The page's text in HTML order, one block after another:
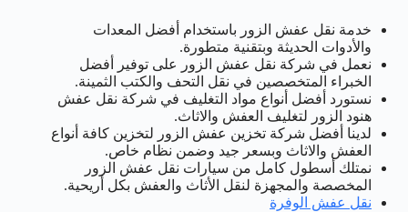
خدمة نقل عفش الزور باستخدام أفضل المعدات
والأدوات الحديثة وبتقنية متطورة.
نعمل في شركة نقل عفش الزور على توفير أفضل
الخبراء المتخصصين في نقل التحف والكتب الثمينة.
نستورد أفضل أنواع مواد التغليف في شركة نقل عفش
هنود الزور لتغليف العفش والاثاث.
لدينا أفضل شركة تخزين عفش الزور لتخزين كافة أنواع
العفش والاثاث وبسعر جيد وضمن نظام خاص.
نمتلك أسطول كامل من سيارات نقل عفش الزور
المخصصة والمجهزة لنقل الأثاث والعفش بكل أريحية.
نقل عفش الوفرة